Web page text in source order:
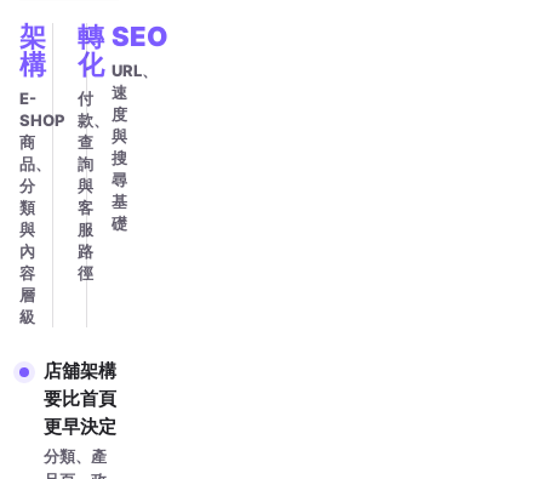
架
構
E-
SHOP
商
品、
分
類
與
內
容
層
級
轉
化
付
款、
查
詢
與
客
服
路
徑
SEO
URL、
速
度
與
搜
尋
基
礎
店舖架構
要比首頁
更早決定
分類、產